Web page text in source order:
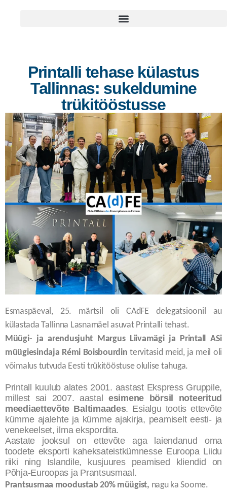
Printalli tehase külastus
Tallinnas: sukeldumine
trükitööstusse
Esmaspäeval, 25. märtsil oli CAdFE delegatsioonil au
külastada Tallinna Lasnamäel asuvat Printalli tehast.
Müügi- ja arendusjuht Margus Liivamägi ja Printall ASi
müügiesindaja Rémi Boisbourdin tervitasid meid, ja meil oli
võimalus tutvuda Eesti trükitööstuse olulise tahuga.
Printall kuulub alates 2001. aastast Ekspress Gruppile,
millest sai 2007. aastal esimene börsil noteeritud
meediaettevõte Baltimaades. Esialgu tootis ettevõte
kümme ajalehte ja kümme ajakirja, peamiselt eesti- ja
venekeelset, ilma ekspordita.
Aastate jooksul on ettevõte aga laiendanud oma
toodete eksporti kaheksateistkümnesse Euroopa Liidu
riiki ning Islandile, kusjuures peamised kliendid on
Põhja-Euroopas ja Prantsusmaal.
Prantsusmaa moodustab 20% müügist, nagu ka Soome.